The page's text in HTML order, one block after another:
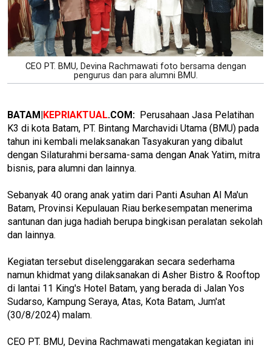
CEO PT. BMU, Devina Rachmawati foto bersama dengan
pengurus dan para alumni BMU.
BATAM|KEPRIAKTUAL.COM: Perusahaan Jasa Pelatihan
K3 di kota Batam, PT. Bintang Marchavidi Utama (BMU) pada
tahun ini kembali melaksanakan Tasyakuran yang dibalut
dengan Silaturahmi bersama-sama dengan Anak Yatim, mitra
bisnis, para alumni dan lainnya.
Sebanyak 40 orang anak yatim dari Panti Asuhan Al Ma'un
Batam, Provinsi Kepulauan Riau berkesempatan menerima
santunan dan juga hadiah berupa bingkisan peralatan sekolah
dan lainnya.
Kegiatan tersebut diselenggarakan secara sederhama
namun khidmat yang dilaksanakan di Asher Bistro & Rooftop
di lantai 11 King's Hotel Batam, yang berada di Jalan Yos
Sudarso, Kampung Seraya, Atas, Kota Batam, Jum'at
(30/8/2024) malam.
CEO PT. BMU, Devina Rachmawati mengatakan kegiatan ini